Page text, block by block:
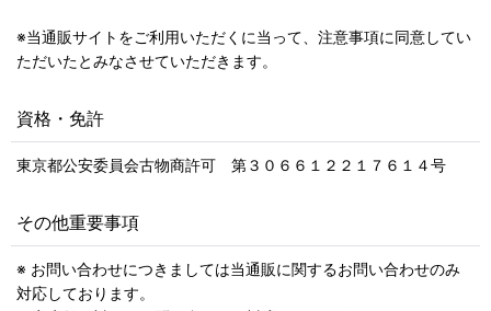
※当通販サイトをご利用いただくに当って、注意事項に同意してい
ただいたとみなさせていただきます。
資格・免許
東京都公安委員会古物商許可 第３０６６１２２１７６１４号
その他重要事項
※ お問い合わせにつきましては当通販に関するお問い合わせのみ
対応しております。